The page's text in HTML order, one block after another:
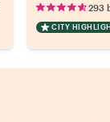
293
CITY